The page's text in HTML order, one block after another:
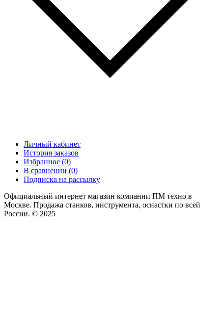
Личный кабинет
История заказов
Избранное (0)
В сравнении (0)
Подписка на рассылку
Официальный интернет магазин компании ПМ техно в
Москве. Продажа станков, инструмента, оснастки по всей
России. © 2025